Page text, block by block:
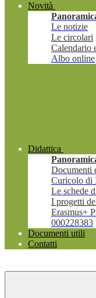
Novità
Le notizie
Le circolari
Calendario
Albo online
Didattica
Documenti
Curicolo di
Le schede
I progetti
Erasmus+
000228383
Documenti utili
Contatti